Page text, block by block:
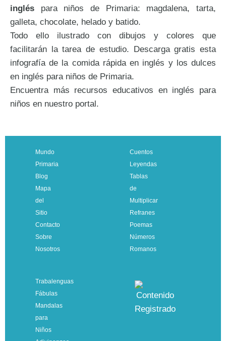
inglés para niños de Primaria: magdalena, tarta,
galleta, chocolate, helado y batido.
Todo ello ilustrado con dibujos y colores que
facilitarán la tarea de estudio. Descarga gratis esta
infografía de la comida rápida en inglés y los dulces
en inglés para niños de Primaria.
Encuentra más recursos educativos en inglés para
niños en nuestro portal.
Mundo
Primaria
Blog
Mapa
del
Sitio
Contacto
Sobre
Nosotros
Cuentos
Leyendas
Tablas
de
Multiplicar
Refranes
Poemas
Números
Romanos
Trabalenguas
Fábulas
Mandalas
para
Niños